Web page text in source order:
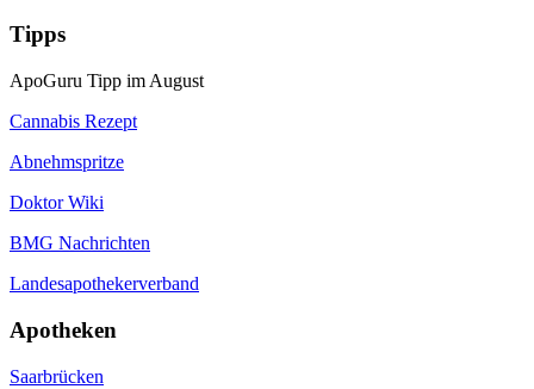
Tipps
ApoGuru Tipp im August
Cannabis Rezept
Abnehmspritze
Doktor Wiki
BMG Nachrichten
Landesapothekerverband
Apotheken
Saarbrücken